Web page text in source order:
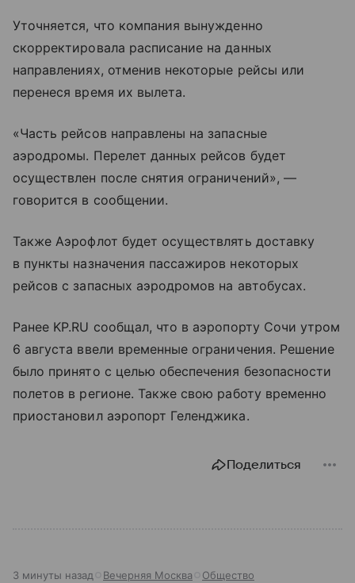
Уточняется, что компания вынужденно
скорректировала расписание на данных
направлениях, отменив некоторые рейсы или
перенеся время их вылета.
«Часть рейсов направлены на запасные
аэродромы. Перелет данных рейсов будет
осуществлен после снятия ограничений», —
говорится в сообщении.
Также Аэрофлот будет осуществлять доставку
в пункты назначения пассажиров некоторых
рейсов с запасных аэродромов на автобусах.
Ранее KP.RU сообщал, что в аэропорту Сочи утром
6 августа ввели временные ограничения. Решение
было принято с целью обеспечения безопасности
полетов в регионе. Также свою работу временно
приостановил аэропорт Геленджика.
Поделиться
3 минуты назад Вечерняя Москва Общество